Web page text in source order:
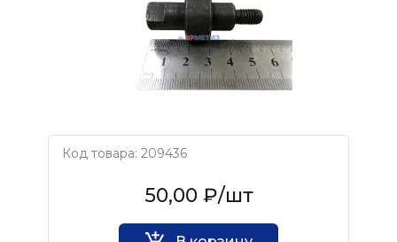
Код товара: 209436
Нет бренда50,00 ₽/шт